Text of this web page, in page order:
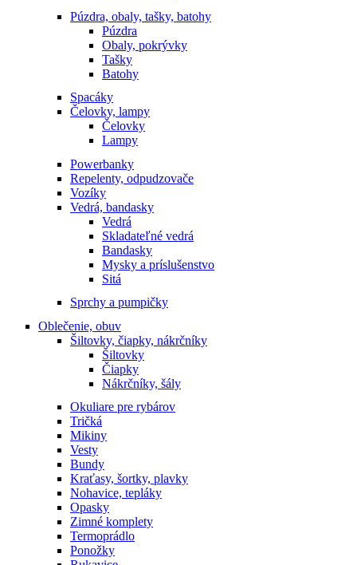
Púzdra, obaly, tašky, batohy
Púzdra
Obaly, pokrývky
Tašky
Batohy
Spacáky
Čelovky, lampy
Čelovky
Lampy
Powerbanky
Repelenty, odpudzovače
Vozíky
Vedrá, bandasky
Vedrá
Skladateľné vedrá
Bandasky
Mysky a príslušenstvo
Sitá
Sprchy a pumpičky
Oblečenie, obuv
Šiltovky, čiapky, nákrčníky
Šiltovky
Čiapky
Nákrčníky, šály
Okuliare pre rybárov
Tričká
Mikiny
Vesty
Bundy
Kraťasy, šortky, plavky
Nohavice, tepláky
Opasky
Zimné komplety
Termoprádlo
Ponožky